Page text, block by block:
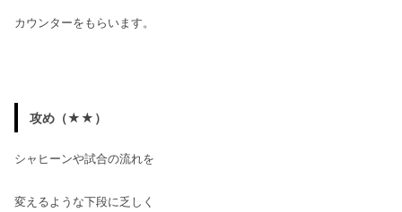
カウンターをもらいます。
攻め（★★）
シャヒーンや試合の流れを
変えるような下段に乏しく